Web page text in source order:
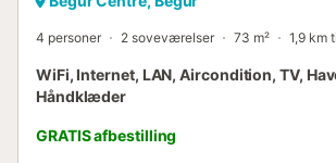
4 personer 2 soveværelser 73 m² 1,9 km
WiFi, Internet, LAN, Aircondition, TV,
Håndklæder
GRATIS afbestilling